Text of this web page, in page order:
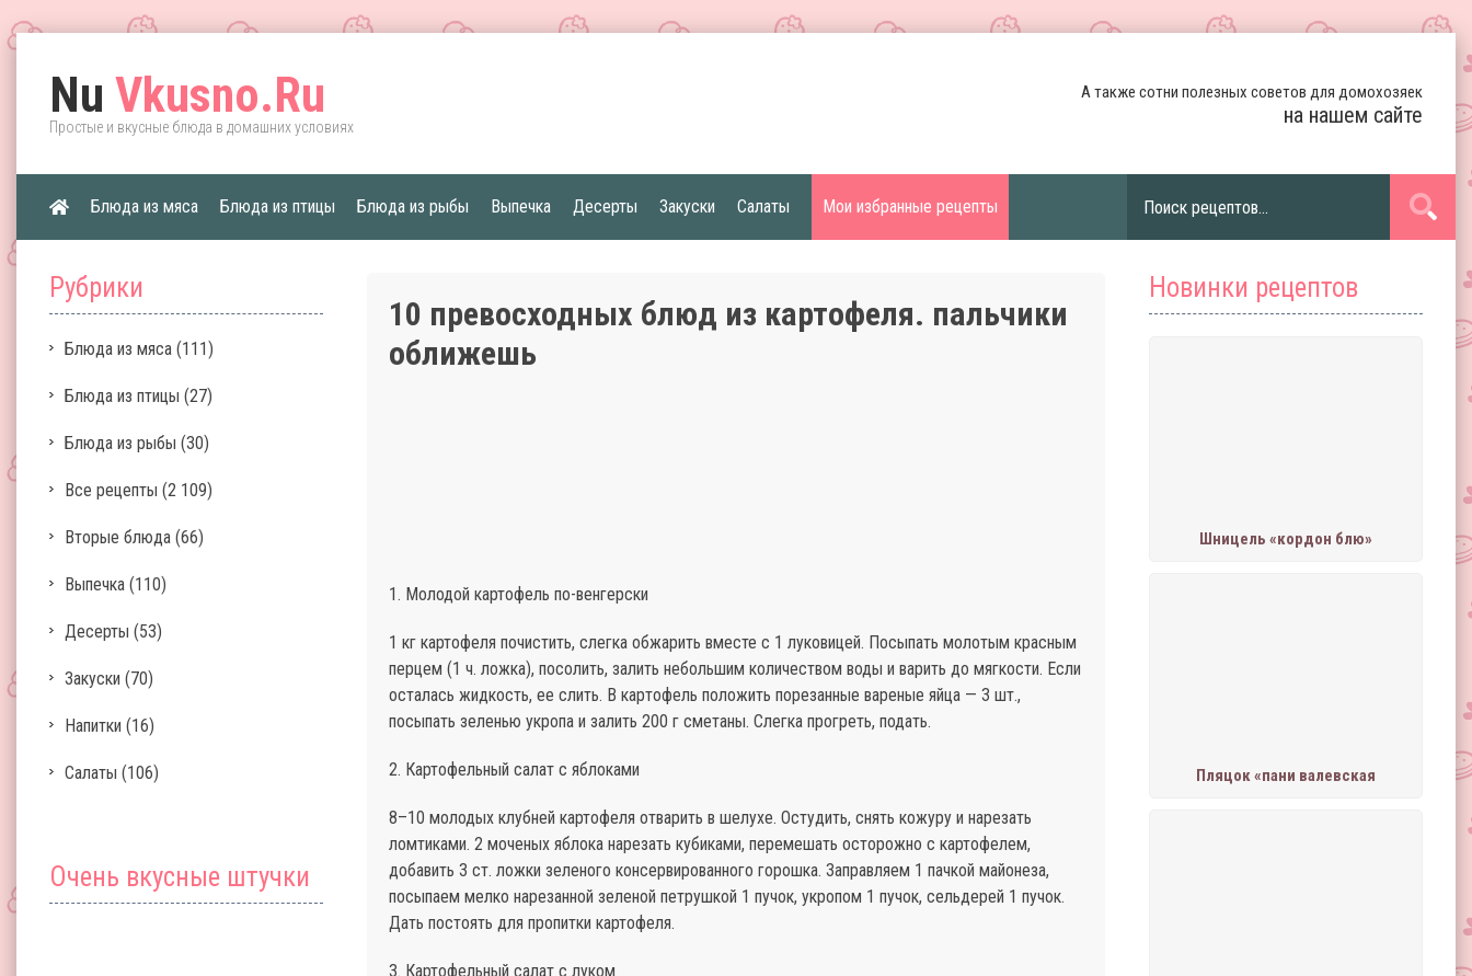
Nu Vkusno.Ru
Простые и вкусные блюда в домашних условиях
А также сотни полезных советов для домохозяек
на нашем сайте
Блюда из мяса Блюда из птицы Блюда из рыбы Выпечка Десерты Закуски Салаты Мои избранные рецепты
Рубрики
Блюда из мяса (111)
Блюда из птицы (27)
Блюда из рыбы (30)
Все рецепты (2 109)
Вторые блюда (66)
Выпечка (110)
Десерты (53)
Закуски (70)
Напитки (16)
Салаты (106)
Очень вкусные штучки
Новинки рецептов
Шницель «кордон блю»
Пляцок «пани валевская
10 превосходных блюд из картофеля. пальчики
оближешь
1. Молодой картофель по-венгерски
1 кг картофеля почистить, слегка обжарить вместе с 1 луковицей. Посы­пать молотым красным
перцем (1 ч. ложка), посолить, залить небольшим коли­чеством воды и варить до мягкости. Если
осталась жидкость, ее слить. В кар­тофель положить порезанные вареные яйца — 3 шт.,
посыпать зеленью укропа и залить 200 г сметаны. Слегка прогреть, подать.
2. Картофельный салат с яблоками
8–10 молодых клубней картофеля отварить в шелухе. Остудить, снять кожуру и нарезать
ломтиками. 2 моченых яблока нарезать кубиками, пе­ремешать осторожно с картофелем,
добавить 3 ст. ложки зеленого кон­сервированного горошка. Заправляем 1 пачкой майонеза,
посыпаем мелко нарезанной зеленой петрушкой 1 пучок, укропом 1 пучок, сельдерей 1 пучок.
Дать постоять для пропитки картофеля.
3. Картофельный салат с луком